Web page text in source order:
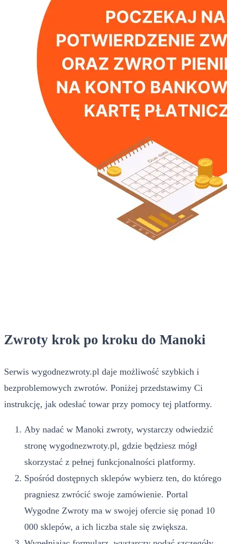
Zwroty krok po kroku do Manoki
Serwis wygodnezwroty.pl daje możliwość szybkich i
bezproblemowych zwrotów. Poniżej przedstawimy Ci
instrukcję, jak odesłać towar przy pomocy tej platformy.
Aby nadać w Manoki zwroty, wystarczy odwiedzić
stronę wygodnezwroty.pl, gdzie będziesz mógł
skorzystać z pełnej funkcjonalności platformy.
Spośród dostępnych sklepów wybierz ten, do którego
pragniesz zwrócić swoje zamówienie. Portal
Wygodne Zwroty ma w swojej ofercie się ponad 10
000 sklepów, a ich liczba stale się zwiększa.